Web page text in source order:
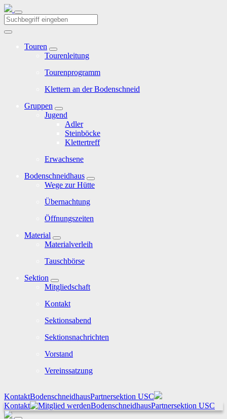
Touren
Tourenleitung
Tourenprogramm
Klettern an der Bodenschneid
Gruppen
Jugend
Adler
Steinböcke
Klettertreff
Erwachsene
Bodenschneidhaus
Wege zur Hütte
Übernachtung
Öffnungszeiten
Material
Materialverleih
Tauschbörse
Sektion
Mitgliedschaft
Kontakt
Sektionsabend
Sektionsnachrichten
Vorstand
Vereinssatzung
KontaktBodenschneidhausPartnersektion USC
Kontakt
BodenschneidhausPartnersektion USC